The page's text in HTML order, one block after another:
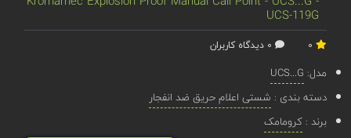
UCS-119G
مدل: UCS...G
دسته بندی : شستی اعلام حریق ضد انفجار
برند :کرومامک